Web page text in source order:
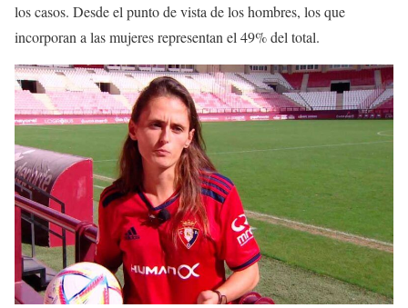
los casos. Desde el punto de vista de los hombres, los que
incorporan a las mujeres representan el 49% del total.